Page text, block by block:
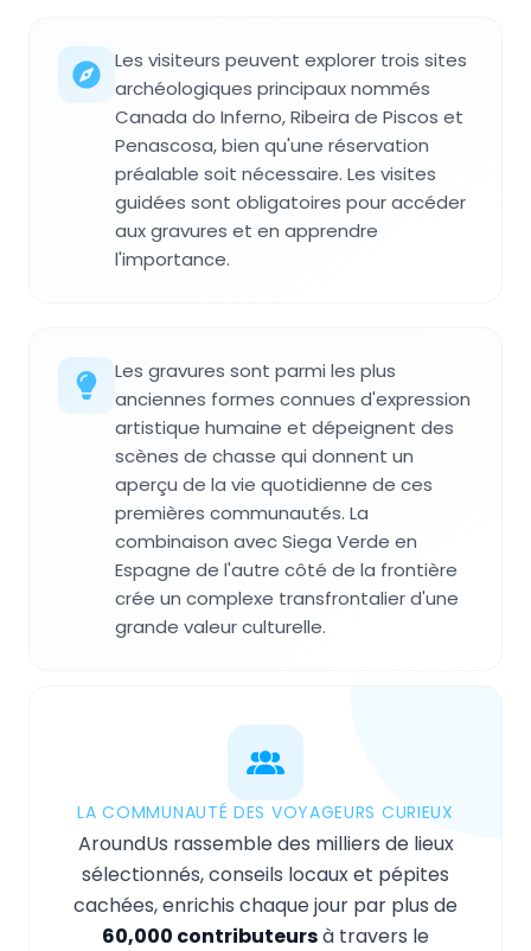
Les visiteurs peuvent explorer trois sites
archéologiques principaux nommés
Canada do Inferno, Ribeira de Piscos et
Penascosa, bien qu'une réservation
préalable soit nécessaire. Les visites
guidées sont obligatoires pour accéder
aux gravures et en apprendre
l'importance.
Les gravures sont parmi les plus
anciennes formes connues d'expression
artistique humaine et dépeignent des
scènes de chasse qui donnent un
aperçu de la vie quotidienne de ces
premières communautés. La
combinaison avec Siega Verde en
Espagne de l'autre côté de la frontière
crée un complexe transfrontalier d'une
grande valeur culturelle.
LA COMMUNAUTÉ DES VOYAGEURS CURIEUX
AroundUs rassemble des milliers de lieux
sélectionnés, conseils locaux et pépites
cachées, enrichis chaque jour par plus de
60,000 contributeursà travers le